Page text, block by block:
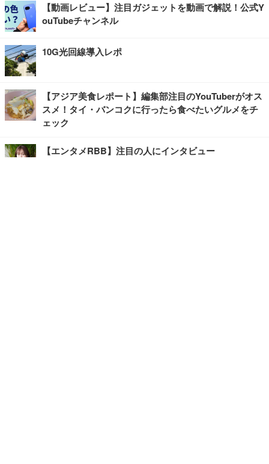
【動画レビュー】注目ガジェットを動画で解説！公式Y
ouTubeチャンネル
10G光回線導入レポ
【アジア美食レポート】編集部注目のYouTuberがオス
スメ！タイ・バンコクに行ったら食べたいグルメをチ
ェック
【エンタメRBB】注目の人にインタビュー